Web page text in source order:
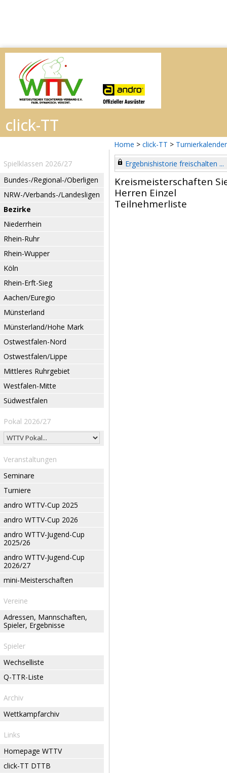
Home > click-TT > Turnierkalender
Spielklassen 2026/27
Bundes-/Regional-/Oberligen
NRW-/Verbands-/Landesligen
Bezirke
Niederrhein
Rhein-Ruhr
Rhein-Wupper
Köln
Rhein-Erft-Sieg
Aachen/Euregio
Münsterland
Münsterland/Hohe Mark
Ostwestfalen-Nord
Ostwestfalen/Lippe
Mittleres Ruhrgebiet
Westfalen-Mitte
Südwestfalen
Pokal 2026/27
Veranstaltungen
Seminare
Turniere
andro WTTV-Cup 2025
andro WTTV-Cup 2026
andro WTTV-Jugend-Cup
2025/26
andro WTTV-Jugend-Cup
2026/27
mini-Meisterschaften
Vereine
Adressen, Mannschaften,
Spieler, Ergebnisse
Spieler
Wechselliste
Q-TTR-Liste
Archiv
Wettkampfarchiv
Links
Homepage WTTV
click-TT DTTB
Ergebnishistorie freischalten ...
Kreismeisterschaften
Herren Einzel
Teilnehmerliste